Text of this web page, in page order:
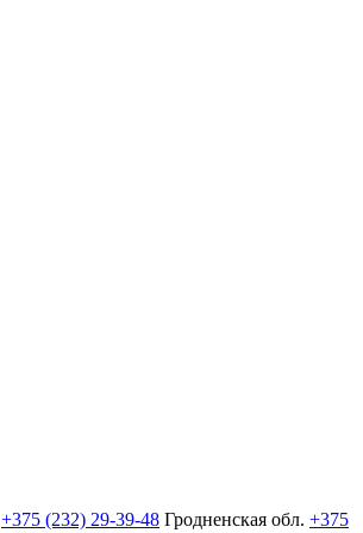
+375 (232) 29-39-48 Гродненская обл. +375